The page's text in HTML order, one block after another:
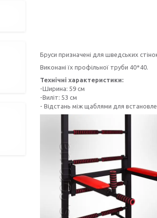
Бруси призначені для шведських
Виконані їх профільної труби 40*40.
Технічні характеристики:
-Ширина: 59 см
-Виліт: 53 см
- Відстань між щаблями для